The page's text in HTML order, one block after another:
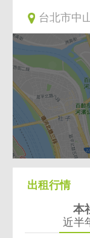
💙💙存錢不
歡迎預約賞屋
台北市中
出租行情
本
近半